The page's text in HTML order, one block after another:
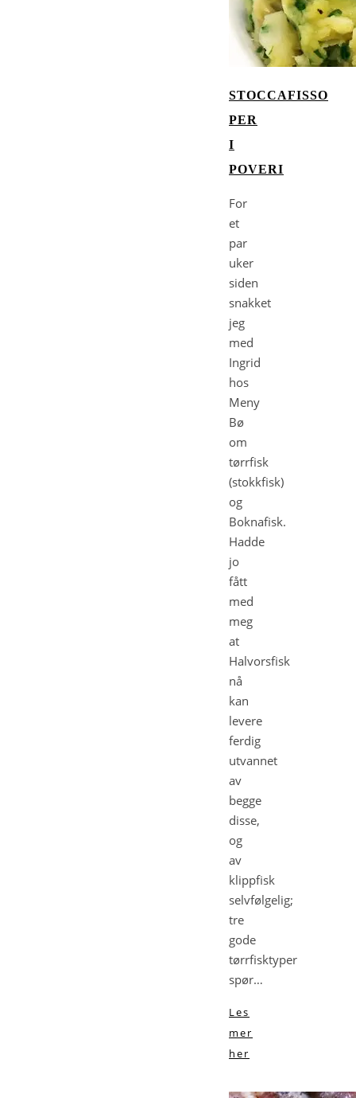
STOCCAFISSO
PER
I
POVERI
For
et
par
uker
siden
snakket
jeg
med
Ingrid
hos
Meny
Bø
om
tørrfisk
(stokkfisk)
og
Boknafisk.
Hadde
jo
fått
med
meg
at
Halvorsfisk
nå
kan
levere
ferdig
utvannet
av
begge
disse,
og
av
klippfisk
selvfølgelig;
tre
gode
tørrfisktyper
spør…
Les
mer
her